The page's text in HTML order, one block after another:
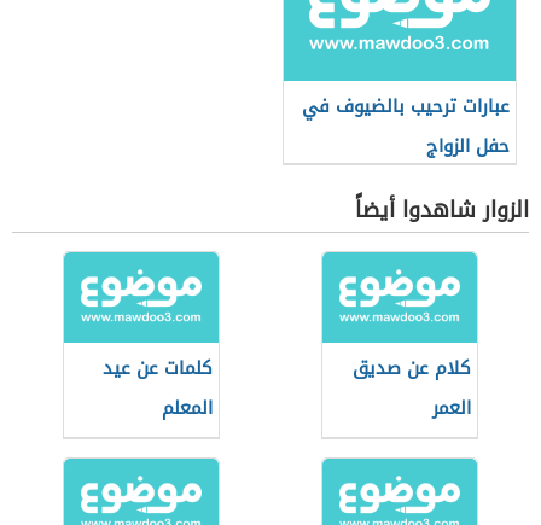
عبارات ترحيب بالضيوف في
حفل الزواج
الزوار شاهدوا أيضاً
كلام عن صديق
العمر
كلمات عن عيد
المعلم